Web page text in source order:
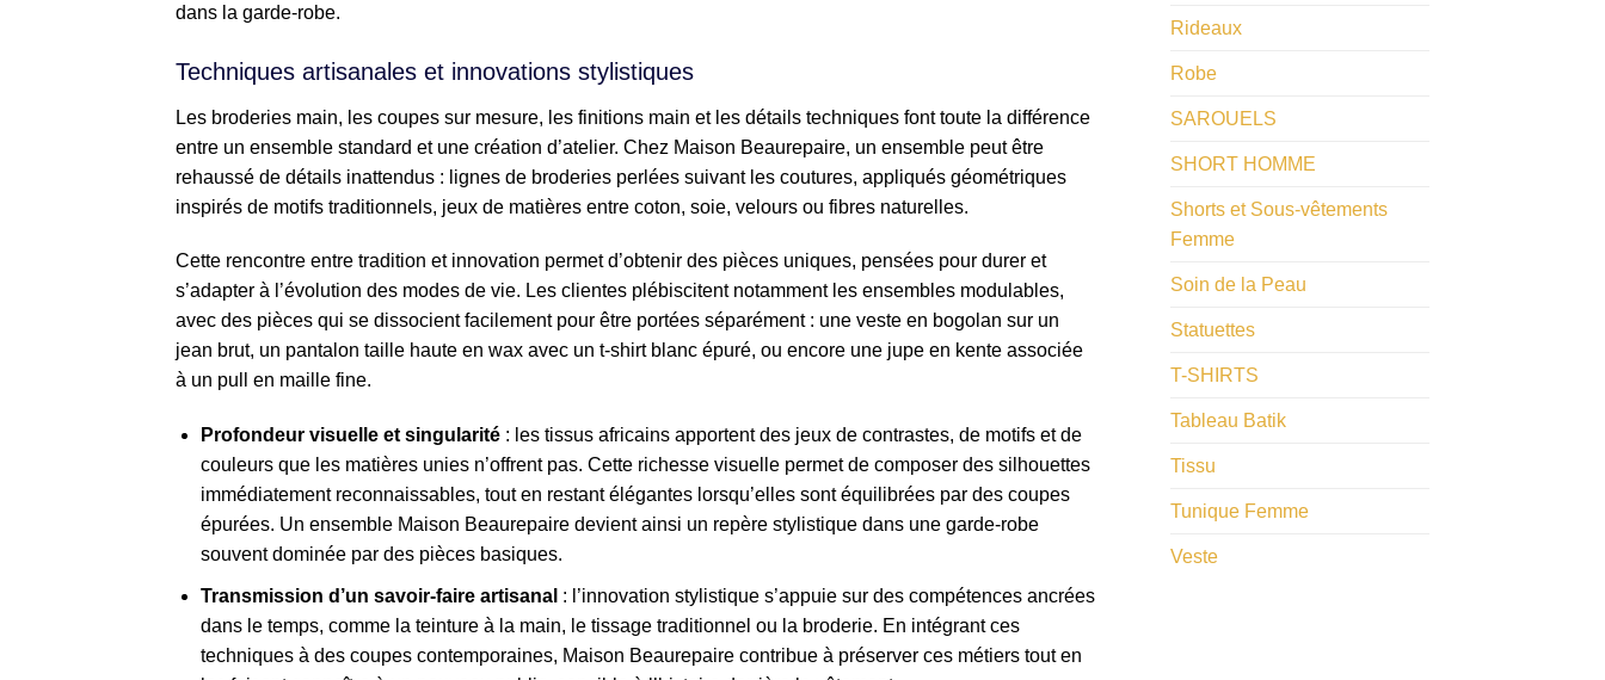
dans la garde-robe.
Techniques artisanales et innovations stylistiques
Les broderies main, les coupes sur mesure, les finitions main et les détails techniques font toute la différence
entre un ensemble standard et une création d’atelier. Chez Maison Beaurepaire, un ensemble peut être
rehaussé de détails inattendus : lignes de broderies perlées suivant les coutures, appliqués géométriques
inspirés de motifs traditionnels, jeux de matières entre coton, soie, velours ou fibres naturelles.
Cette rencontre entre tradition et innovation permet d’obtenir des pièces uniques, pensées pour durer et
s’adapter à l’évolution des modes de vie. Les clientes plébiscitent notamment les ensembles modulables,
avec des pièces qui se dissocient facilement pour être portées séparément : une veste en bogolan sur un
jean brut, un pantalon taille haute en wax avec un t-shirt blanc épuré, ou encore une jupe en kente associée
à un pull en maille fine.
Profondeur visuelle et singularité: les tissus africains apportent des jeux de contrastes, de motifs et de
couleurs que les matières unies n’offrent pas. Cette richesse visuelle permet de composer des silhouettes
immédiatement reconnaissables, tout en restant élégantes lorsqu’elles sont équilibrées par des coupes
épurées. Un ensemble Maison Beaurepaire devient ainsi un repère stylistique dans une garde-robe
souvent dominée par des pièces basiques.
Transmission d’un savoir-faire artisanal : l’innovation stylistique s’appuie sur des compétences ancrées
dans le temps, comme la teinture à la main, le tissage traditionnel ou la broderie. En intégrant ces
techniques à des coupes contemporaines, Maison Beaurepaire contribue à préserver ces métiers tout en
Rideaux
Robe
SAROUELS
SHORT HOMME
Shorts et Sous-vêtements
Femme
Soin de la Peau
Statuettes
T-SHIRTS
Tableau Batik
Tissu
Tunique Femme
Veste